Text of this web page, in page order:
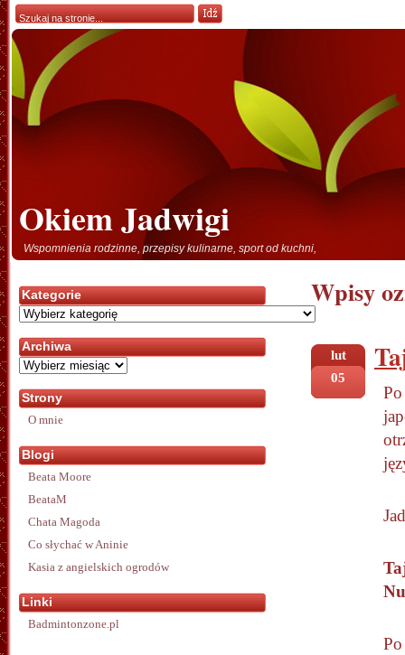
Okiem Jadwigi
Wspomnienia rodzinne, przepisy kulinarne, sport od kuchni,
Wpisy
lut
05
Kategorie
Kategorie
Archiwa
Archiwa
Strony
O mnie
Blogi
Beata Moore
BeataM
Chata Magoda
Co słychać w Aninie
Kasia z angielskich ogrodów
Linki
Badmintonzone.pl